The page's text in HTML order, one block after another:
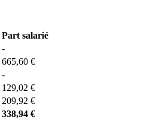
Part salarié
-
665,60 €
-
129,02 €
209,92 €
338,94 €